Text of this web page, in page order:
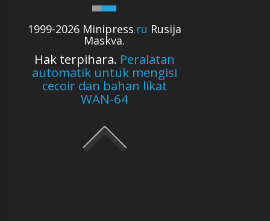
1999-2026 Minipress.ru Rusija
Maskva.
Hak terpihara. Peralatan
automatik untuk mengisi
cecoir dan bahan likat
WAN-64